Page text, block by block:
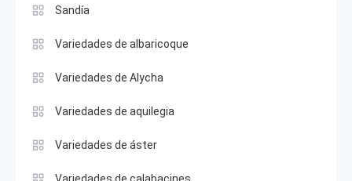
Sandía
Variedades de albaricoque
Variedades de Alycha
Variedades de aquilegia
Variedades de áster
Variedades de calabacines